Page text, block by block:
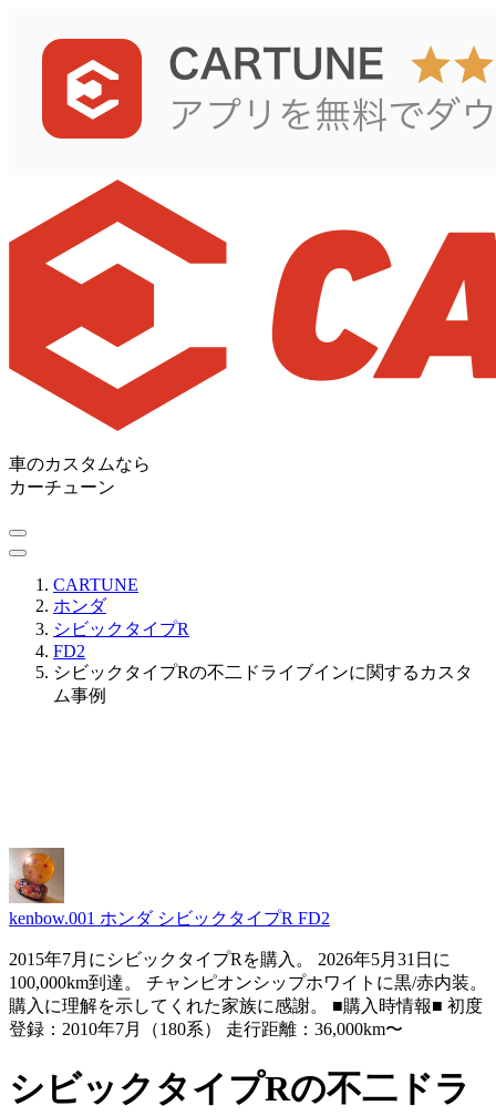
車のカスタムなら
カーチューン
CARTUNE
ホンダ
シビックタイプR
FD2
シビックタイプRの不二ドライブインに関するカスタ
ム事例
kenbow.001 ホンダ シビックタイプR FD2
2015年7月にシビックタイプRを購入。 2026年5月31日に
100,000km到達。 チャンピオンシップホワイトに黒/赤内装。
購入に理解を示してくれた家族に感謝。 ■購入時情報■ 初度
登録：2010年7月（180系） 走行距離：36,000km〜
シビックタイプRの不二ドラ